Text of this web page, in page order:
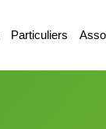
Particuliers